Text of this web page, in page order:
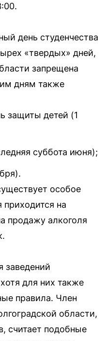
день студенчества
«твердых» дней,
запрещена
дням также
защиты детей (1
суббота июня);
особое
приходится на
продажу алкоголя
заведений
для них также
правила. Член
области,
считает подобные